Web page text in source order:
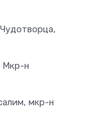
Мкр-н
мкр-н